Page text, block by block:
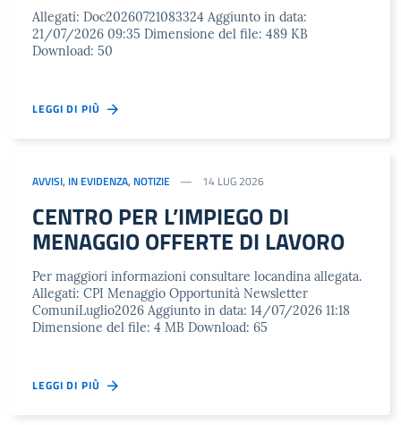
Allegati: Doc20260721083324 Aggiunto in data:
21/07/2026 09:35 Dimensione del file: 489 KB
Download: 50
LEGGI DI PIÙ
AVVISI, IN EVIDENZA, NOTIZIE 14 LUG 2026
CENTRO PER L’IMPIEGO DI
MENAGGIO OFFERTE DI LAVORO
Per maggiori informazioni consultare locandina allegata.
Allegati: CPI Menaggio Opportunità Newsletter
ComuniLuglio2026 Aggiunto in data: 14/07/2026 11:18
Dimensione del file: 4 MB Download: 65
LEGGI DI PIÙ